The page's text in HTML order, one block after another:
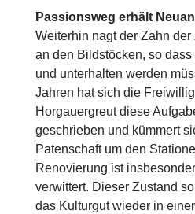
Passionsweg erhält
Weiterhin nagt der Zahn
an den Bildstöcken, so
und unterhalten werden
Jahren hat sich die
Horgauergreut diese
geschrieben und kümmert
Patenschaft um den
Renovierung ist
verwittert. Dieser Zustand
das Kulturgut wieder in